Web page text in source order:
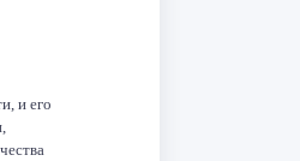
и его